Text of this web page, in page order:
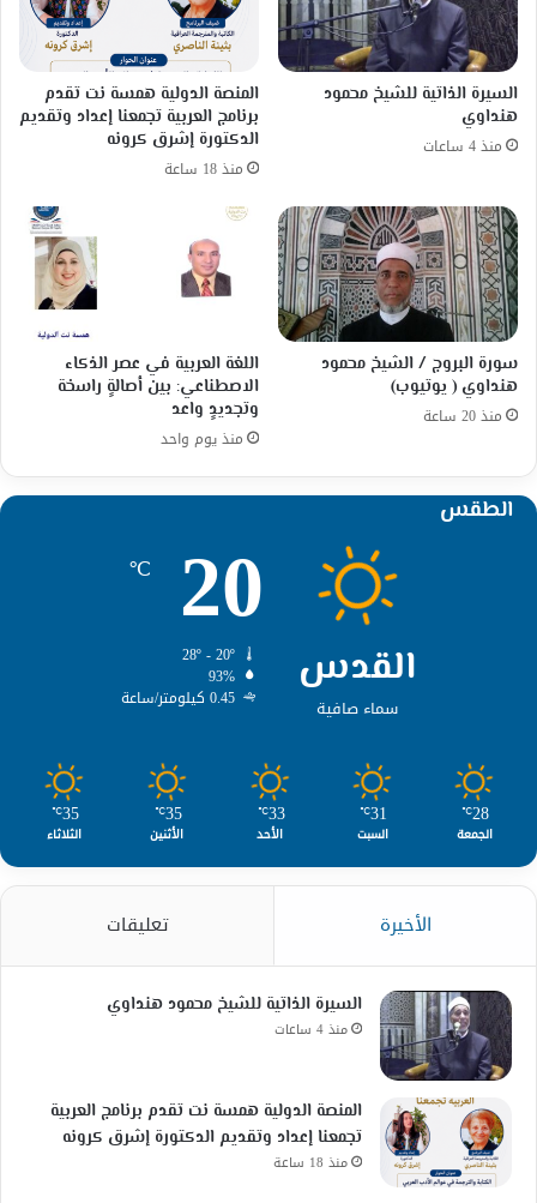
السيرة الذاتية للشيخ محمود
هنداوي
منذ 4 ساعات
المنصة الدولية همسة نت تقدم
برنامج العربية تجمعنا إعداد وتقديم
الدكتورة إشرق كرونه
منذ 18 ساعة
سورة البروج / الشيخ محمود
هنداوي ( يوتيوب)
منذ 20 ساعة
اللغة العربية في عصر الذكاء
الاصطناعي: بين أصالةٍ راسخة
وتجديدٍ واعد
منذ يوم واحد
الطقس
القدس
سماء صافية
20
℃
93%
0.45 كيلومتر/ساعة
28
℃
الجمعة
31
℃
السبت
33
℃
الأحد
35
℃
الأثنين
35
℃
الثلاثاء
الأخيرة تعليقات
السيرة الذاتية للشيخ محمود هنداوي
منذ 4 ساعات
المنصة الدولية همسة نت تقدم برنامج العربية
تجمعنا إعداد وتقديم الدكتورة إشرق كرونه
منذ 18 ساعة